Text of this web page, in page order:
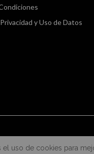
uso de cookies para
y Uso de Datos